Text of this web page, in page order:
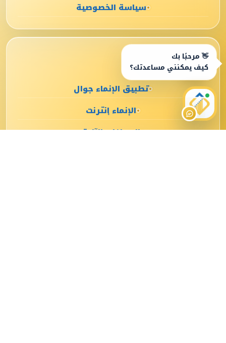
سياسة الخصوصية
الخدمات الإلكترونية
تطبيق الإنماء جوال
الإنماء إنترنت
الصرافات الآلية
👋 مرحبًا بك
كيف يمكنني مساعدتك؟